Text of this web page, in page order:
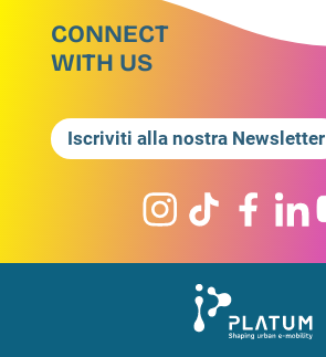
CONNECT
WITH US
Iscriviti alla nostra Newsletter